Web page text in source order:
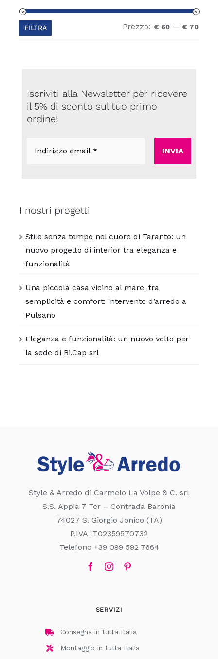
FILTRA Prezzo: € 60 — € 70
Iscriviti alla Newsletter per ricevere
il 5% di sconto sul tuo primo
ordine!
email
I nostri progetti
Stile senza tempo nel cuore di Taranto: un
nuovo progetto di interior tra eleganza e
funzionalità
Una piccola casa vicino al mare, tra
semplicità e comfort: intervento d’arredo a
Pulsano
Eleganza e funzionalità: un nuovo volto per
la sede di Ri.Cap srl
Style & Arredo di Carmelo La Volpe & C. srl
S.S. Appia 7 Ter – Contrada Baronia
74027 S. Giorgio Jonico (TA)
P.IVA IT02359570732
Telefono +39 099 592 7664
SERVIZI
Consegna in tutta Italia
Montaggio in tutta Italia